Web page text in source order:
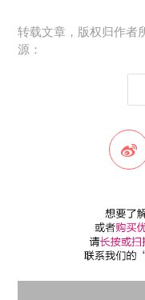
转载文章，版权归作者
源：